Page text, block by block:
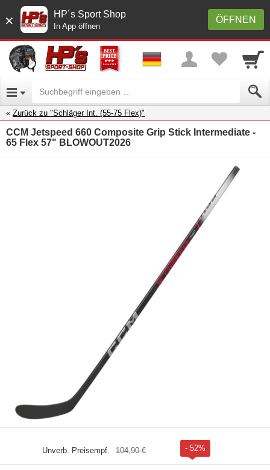
× ÖFFNEN
HP´s Sport Shop
In App öffnen
Zurück zu "Schläger Int. (55-75 Flex)"
CCM Jetspeed 660 Composite Grip Stick Intermediate -
65 Flex 57" BLOWOUT2026
Unverb. Preisempf. 104,90 € - 52%